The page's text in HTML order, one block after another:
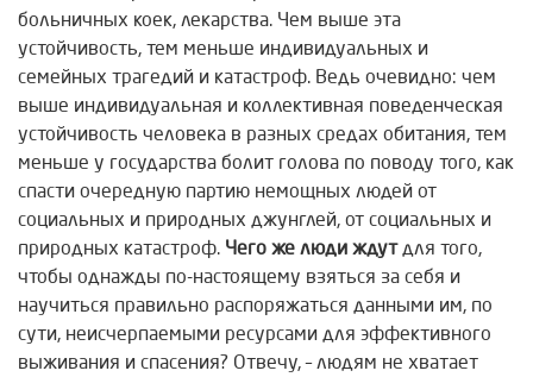
больничных коек, лекарства. Чем выше эта
устойчивость, тем меньше индивидуальных и
семейных трагедий и катастроф. Ведь очевидно: чем
выше индивидуальная и коллективная поведенческая
устойчивость человека в разных средах обитания, тем
меньше у государства болит голова по поводу того, как
спасти очередную партию немощных людей от
социальных и природных джунглей, от социальных и
природных катастроф. Чего же люди ждутдля того,
чтобы однажды по-настоящему взяться за себя и
научиться правильно распоряжаться данными им, по
сути, неисчерпаемыми ресурсами для эффективного
выживания и спасения? Отвечу, – людям не хватает